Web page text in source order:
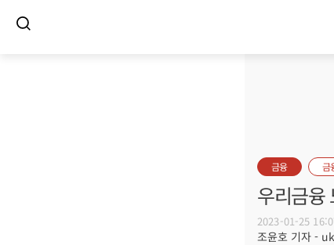
금융 금
우리금융
2023-01-25
조윤호 기자 -